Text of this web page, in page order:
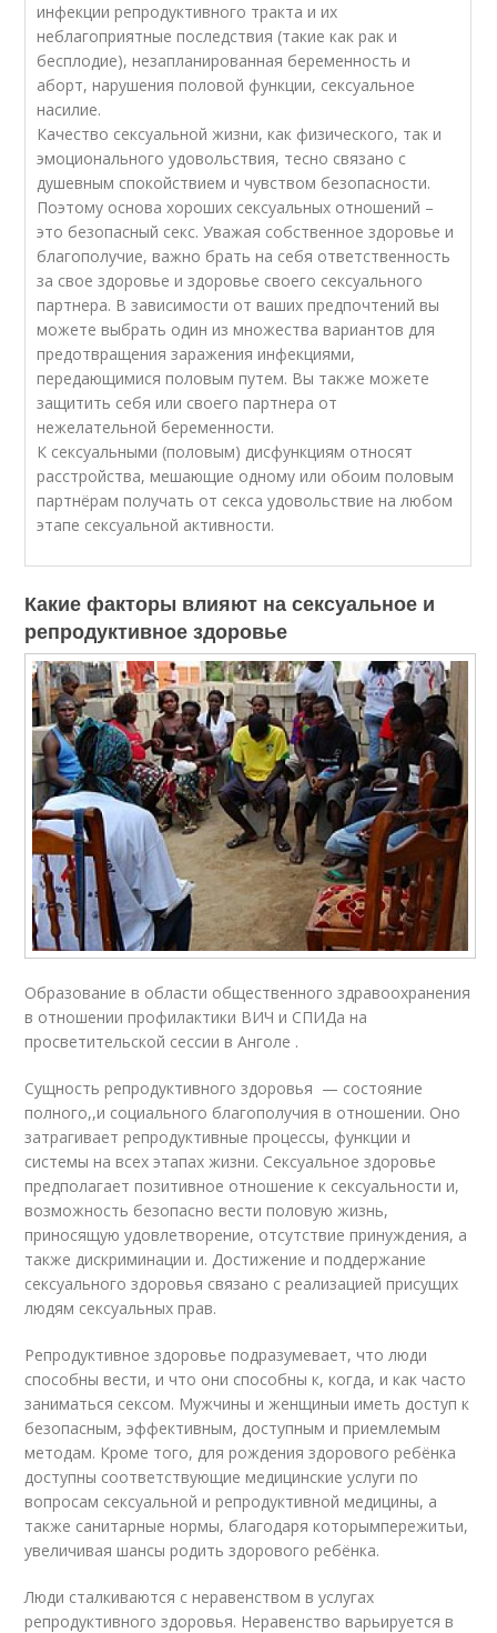
инфекции репродуктивного тракта и их
неблагоприятные последствия (такие как рак и
бесплодие), незапланированная беременность и
аборт, нарушения половой функции, сексуальное
насилие.
Качество сексуальной жизни, как физического, так и
эмоционального удовольствия, тесно связано с
душевным спокойствием и чувством безопасности.
Поэтому основа хороших сексуальных отношений –
это безопасный секс. Уважая собственное здоровье и
благополучие, важно брать на себя ответственность
за свое здоровье и здоровье своего сексуального
партнера. В зависимости от ваших предпочтений вы
можете выбрать один из множества вариантов для
предотвращения заражения инфекциями,
передающимися половым путем. Вы также можете
защитить себя или своего партнера от
нежелательной беременности.
К сексуальными (половым) дисфункциям относят
расстройства, мешающие одному или обоим половым
партнёрам получать от секса удовольствие на любом
этапе сексуальной активности.
Какие факторы влияют на сексуальное и
репродуктивное здоровье
Образование в области общественного здравоохранения
в отношении профилактики ВИЧ и СПИДа на
просветительской сессии в Анголе .
Сущность репродуктивного здоровья — состояние
полного,,и социального благополучия в отношении. Оно
затрагивает репродуктивные процессы, функции и
системы на всех этапах жизни. Сексуальное здоровье
предполагает позитивное отношение к сексуальности и,
возможность безопасно вести половую жизнь,
приносящую удовлетворение, отсутствие принуждения, а
также дискриминации и. Достижение и поддержание
сексуального здоровья связано с реализацией присущих
людям сексуальных прав.
Репродуктивное здоровье подразумевает, что люди
способны вести, и что они способны к, когда, и как часто
заниматься сексом. Мужчины и женщиныи иметь доступ к
безопасным, эффективным, доступным и приемлемым
методам. Кроме того, для рождения здорового ребёнка
доступны соответствующие медицинские услуги по
вопросам сексуальной и репродуктивной медицины, а
также санитарные нормы, благодаря которымпережитьи,
увеличивая шансы родить здорового ребёнка.
Люди сталкиваются с неравенством в услугах
репродуктивного здоровья. Неравенство варьируется в